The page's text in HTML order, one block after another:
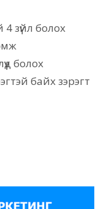
зүйл болох
болох
байх зэрэгт